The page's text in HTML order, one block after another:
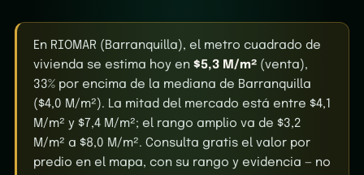
En RIOMAR (Barranquilla), el metro cuadrado de
vivienda se estima hoy en $5,3 M/m² (venta),
33% por encima de la mediana de Barranquilla
($4,0 M/m²). La mitad del mercado está entre $4,1
M/m² y $7,4 M/m²; el rango amplio va de $3,2
M/m² a $8,0 M/m². Consulta gratis el valor por
predio en el mapa, con su rango y evidencia — no